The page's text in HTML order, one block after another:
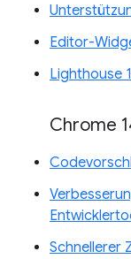
Editor-
Lighthouse
Chrome
Schnellerer